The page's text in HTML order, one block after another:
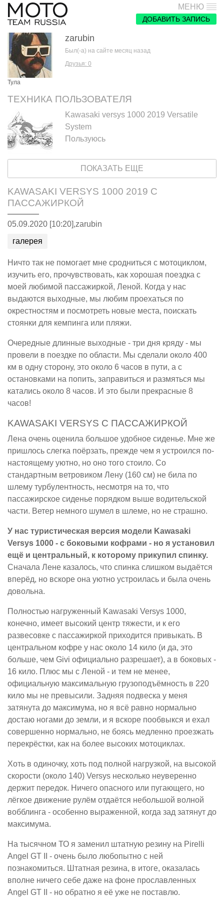
МЕНЮ
ДОБАВИТЬ ЗАПИСЬ
Тула
zarubin
Был(-а) на сайте месяц назад
Друзья: 0
ТЕХНИКА ПОЛЬЗОВАТЕЛЯ
Kawasaki versys 1000 2019 Versatile
System
Пользуюсь
ПОКАЗАТЬ ЕЩЕ
KAWASAKI VERSYS 1000 2019 С
ПАССАЖИРКОЙ
05.09.2020 [10:20],zarubin
галерея
Ничто так не помогает мне сродниться с мотоциклом,
изучить его, прочувствовать, как хорошая поездка с
моей любимой пассажиркой, Леной. Когда у нас
выдаются выходные, мы любим проехаться по
окрестностям и посмотреть новые места, поискать
стоянки для кемпинга или пляжи.
Очередные длинные выходные - три дня кряду - мы
провели в поездке по области. Мы сделали около 400
км в одну сторону, это около 6 часов в пути, а с
остановками на попить, заправиться и размяться мы
катались около 8 часов. И это были прекрасные 8
часов!
KAWASAKI VERSYS С ПАССАЖИРКОЙ
Лена очень оценила большое удобное сиденье. Мне же
пришлось слегка поёрзать, прежде чем я устроился по-
настоящему уютно, но оно того стоило. Со
стандартным ветровиком Лену (160 см) не била по
шлему турбулентность, несмотря на то, что
пассажирское сиденье порядком выше водительской
части. Ветер немного шумел в шлеме, но не страшно.
У нас туристическая версия модели Kawasaki
Versys 1000 - с боковыми кофрами - но я установил
ещё и центральный, к которому прикупил спинку.
Сначала Лене казалось, что спинка слишком выдаётся
вперёд, но вскоре она уютно устроилась и была очень
довольна.
Полностью нагруженный Kawasaki Versys 1000,
конечно, имеет высокий центр тяжести, и к его
развесовке с пассажиркой приходится привыкать. В
центральном кофре у нас около 14 кило (и да, это
больше, чем Givi официально разрешает), а в боковых -
16 кило. Плюс мы с Леной - и тем не менее,
официальную максимальную грузоподъёмность в 220
кило мы не превысили. Задняя подвеска у меня
затянута до максимума, но я всё равно нормально
достаю ногами до земли, и я вскоре пообвыкся и ехал
совершенно нормально, не боясь медленно проезжать
перекрёстки, как на более высоких мотоциклах.
Хоть в одиночку, хоть под полной нагрузкой, на высокой
скорости (около 140) Versys несколько неуверенно
держит передок. Ничего опасного или пугающего, но
лёгкое движение рулём отдаётся небольшой волной
вобблинга - особенно выраженной, когда зад затянут до
максимума.
На тысячном ТО я заменил штатную резину на Pirelli
Angel GT II - очень было любопытно с ней
познакомиться. Штатная резина, в итоге, оказалась
вполне ничего себе даже на фоне прославленных
Angel GT II - но обратно я её уже не поставлю.